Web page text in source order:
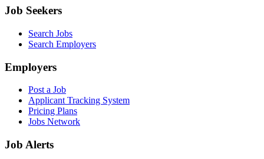
Job Seekers
Search Jobs
Search Employers
Employers
Post a Job
Applicant Tracking System
Pricing Plans
Jobs Network
Job Alerts